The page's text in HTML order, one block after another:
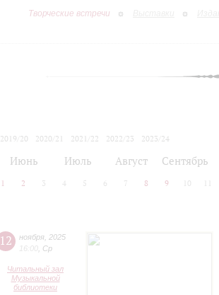
Творческие встречи
2019/20 2020/21 2021/22 2022/23
2023/24
Июнь Июль Август Сентябрь
1 2 3 4 5 6 7 8 9 10
12 ноября 2025
16:00 Ср
Читальный зал
Музыкальной
библиотеки